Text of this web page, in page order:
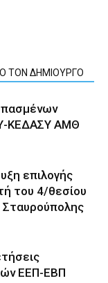
ΤΟΝ ΔΗΜΙΟΥΡΓΟ
ΚΕΔΑΣΥ ΑΜΘ
επιλογής
του 4/θεσίου
Σταυρούπολης
ΕΕΠ-ΕΒΠ